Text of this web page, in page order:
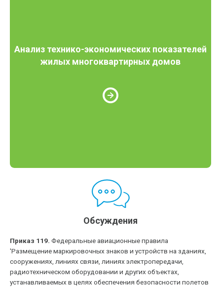
Анализ технико-экономических показателей
жилых многоквартирных домов
Обсуждения
Приказ 119. Федеральные авиационные правила
'Размещение маркировочных знаков и устройств на зданиях,
сооружениях, линиях связи, линиях электропередачи,
радиотехническом оборудовании и других объектах,
устанавливаемых в целях обеспечения безопасности полетов